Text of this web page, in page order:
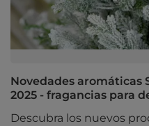
Novedades aromáticas
2025 - fragancias para
Descubra los nuevos